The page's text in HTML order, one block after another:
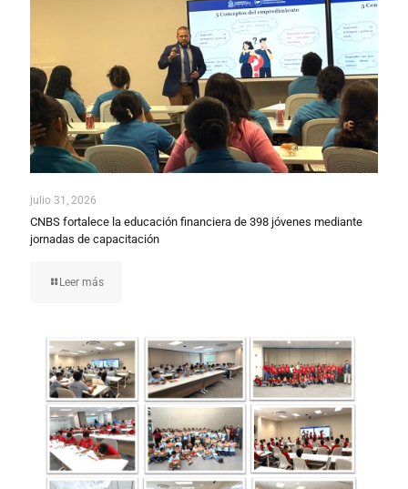
julio 31, 2026
CNBS fortalece la educación financiera de 398 jóvenes mediante
jornadas de capacitación
Leer más